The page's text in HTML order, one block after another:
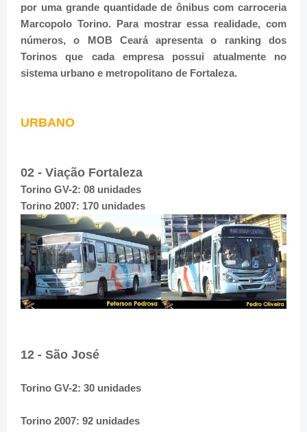
por uma grande quantidade de ônibus com carroceria
Marcopolo Torino. Para mostrar essa realidade, com
números, o MOB Ceará apresenta o ranking dos
Torinos que cada empresa possui atualmente no
sistema urbano e metropolitano de Fortaleza.
URBANO
02 - Viação Fortaleza
Torino GV-2: 08 unidades
Torino 2007: 170 unidades
12 - São José
Torino GV-2: 30 unidades
Torino 2007: 92 unidades